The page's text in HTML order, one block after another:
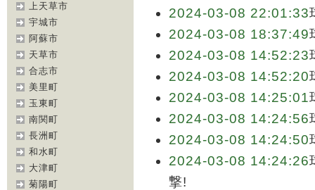
上天草市
宇城市
阿蘇市
天草市
合志市
美里町
玉東町
南関町
長洲町
和水町
大津町
菊陽町
2024-03-08 22:01:33
2024-03-08 18:37:49
2024-03-08 14:52:23
2024-03-08 14:52:20
2024-03-08 14:25:01
2024-03-08 14:24:56
2024-03-08 14:24:50
2024-03-08 14:24:26
撃!